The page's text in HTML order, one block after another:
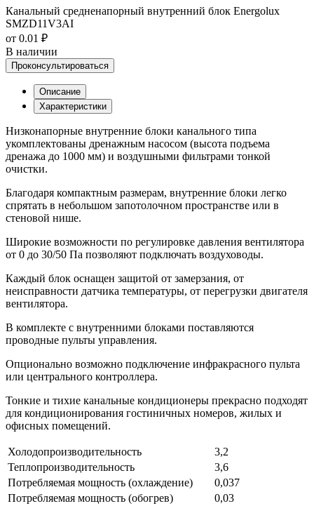
Канальный средненапорный внутренний блок Energolux
SMZD11V3AI
от 0.01 ₽
В наличии
Проконсультироваться
Описание
Характеристики
Низконапорные внутренние блоки канального типа
укомплектованы дренажным насосом (высота подъема
дренажа до 1000 мм) и воздушными фильтрами тонкой
очистки.
Благодаря компактным размерам, внутренние блоки легко
спрятать в небольшом запотолочном пространстве или в
стеновой нише.
Широкие возможности по регулировке давления вентилятора
от 0 до 30/50 Па позволяют подключать воздуховоды.
Каждый блок оснащен защитой от замерзания, от
неисправности датчика температуры, от перегрузки двигателя
вентилятора.
В комплекте с внутренними блоками поставляются
проводные пульты управления.
Опционально возможно подключение инфракрасного пульта
или центрального контроллера.
Тонкие и тихие канальные кондиционеры прекрасно подходят
для кондиционирования гостиничных номеров, жилых и
офисных помещений.
Холодопроизводительность
3,2
Теплопроизводительность
3,6
Потребляемая мощность (охлаждение)
0,037
Потребляемая мощность (обогрев)
0,03